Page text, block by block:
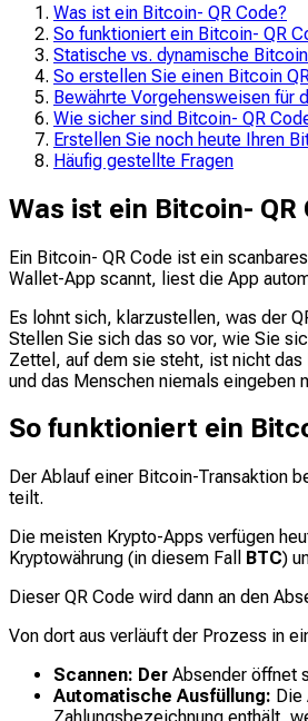
Was ist ein Bitcoin- QR Code?
So funktioniert ein Bitcoin- QR
Statische vs. dynamische
So erstellen Sie einen Bitcoin
Bewährte Vorgehensweisen für
Wie sicher sind Bitcoin- QR
Erstellen Sie noch heute Ihren
Häufig gestellte Fragen
Was ist ein Bitcoin- QR
Ein Bitcoin- QR Code ist ein
Wallet-App scannt, liest die App
Es lohnt sich, klarzustellen, was der
Stellen Sie sich das so vor, wie Sie
Zettel, auf dem sie steht, ist nicht
und das Menschen niemals eingeben
So funktioniert ein
Der Ablauf einer Bitcoin-Transaktion
teilt.
Die meisten Krypto-Apps verfügen
Kryptowährung (in diesem Fall
BTC)
Dieser QR Code wird dann an den
Von dort aus verläuft der Prozess in
Scannen: Der Absender öffnet
Automatische Ausfüllung: